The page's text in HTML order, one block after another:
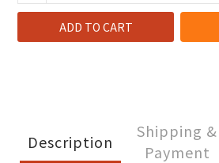
ADD TO CART
Description
Shipping &
Payment